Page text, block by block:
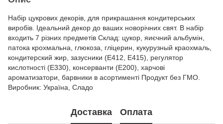
Набір цукрових декорів, для прикрашання кондитерських
виробів. Ідеальний декор до ваших новорічних свят. В набір
входить 7 різних предметів Склад: цукор, яиєчний альбумін,
патока крохмальна, глюкоза, гліцерин, кукурузный краохмаль,
кондитерский жир, зазусники (Е412, Е415), регулятор
кислотності (Е330), консерванти (Е200), харчові
ароматизатори, барвники в асортименті Продукт без ГМО.
Виробник: Україна, Сладо
Доставка Оплата